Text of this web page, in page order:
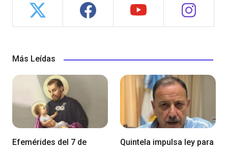
Más Leídas
Efemérides del 7 de
Quintela impulsa ley para